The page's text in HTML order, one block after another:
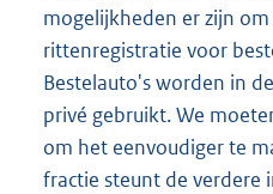
mogelijkheden er zijn
rittenregistratie voor
Bestelauto's worden in
privé gebruikt. We
om het eenvoudiger te
fractie steunt de verdere